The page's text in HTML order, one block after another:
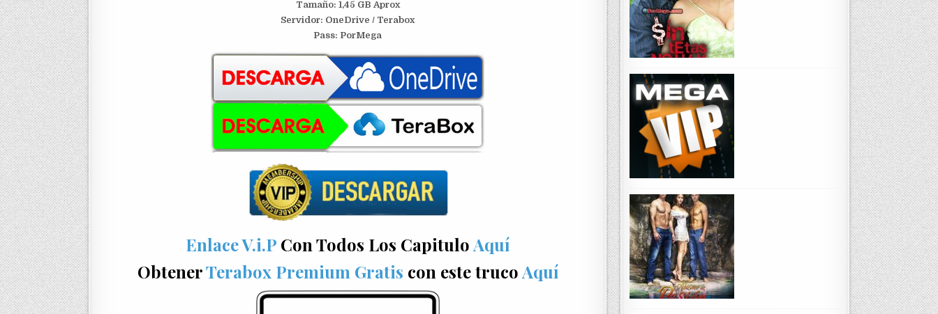
Tamaño: 1,45 GB Aprox
Servidor: OneDrive / Terabox
Pass: PorMega
Enlace V.i.P Con Todos Los CapituloAquí
ObtenerTerabox Premium Gratis con este truco Aquí